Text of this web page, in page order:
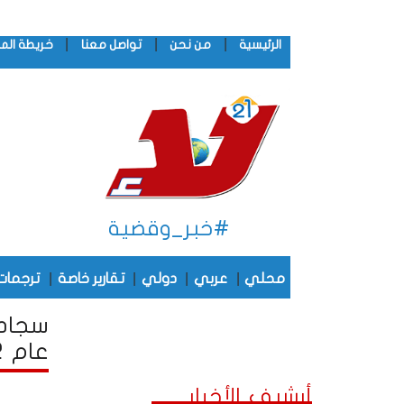
الرئيسية من نحن تواصل معنا خريطة
#خبر_وقضية
محلي عربي دولي تقارير خاصة
عام 2022
أرشيف الأخبار